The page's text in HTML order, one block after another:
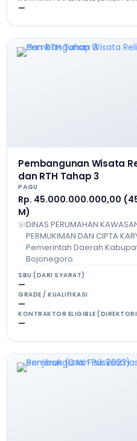
—
Pembangunan Wisata
dan RTH Tahap 3
PAGU
Rp. 45.000.000.000,00
M)
DINAS PERUMAHAN
PERMUKIMAN DAN CIPTA
Pemerintah Daerah
Bojonegoro
SBU (DARI SYARAT)
—
GRADE / KUALIFIKASI
—
KONTRAKTOR ELIGIBLE
—